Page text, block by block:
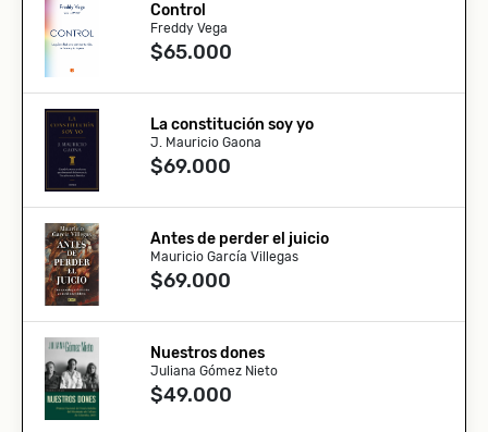
Control
Freddy Vega
$65.000
La constitución soy yo
J. Mauricio Gaona
$69.000
Antes de perder el juicio
Mauricio García Villegas
$69.000
Nuestros dones
Juliana Gómez Nieto
$49.000